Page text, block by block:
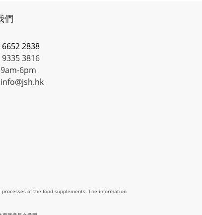
們
2838
3816
6pm
of the food supplements. The information